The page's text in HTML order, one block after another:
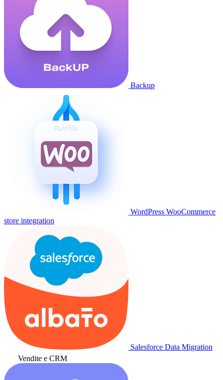
Backup
WordPress WooCommerce
store integration
Salesforce Data Migration
Vendite e CRM